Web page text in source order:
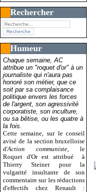
Rechercher
Humeur
Chaque semaine, AC
attribue un "roquet d'or" à un
journaliste qui n'aura pas
honoré son métier, que ce
soit par sa complaisance
politique envers les forces
de l'argent, son agressivité
corporatiste, son inculture,
ou sa bêtise, ou les quatre à
la fois.
Cette semaine, sur le conseil
avisé de la section bruxelloise
d'Action communiste , le
Roquet d'Or est attribué
à
Thierry Steiner pour la
vulgarité insultante de son
commentaire sur les réductions
d'effectifs chez Renault :